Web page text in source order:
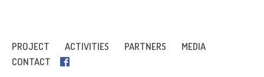
PROJECT ACTIVITIES PARTNERS
MEDIA
CONTACT